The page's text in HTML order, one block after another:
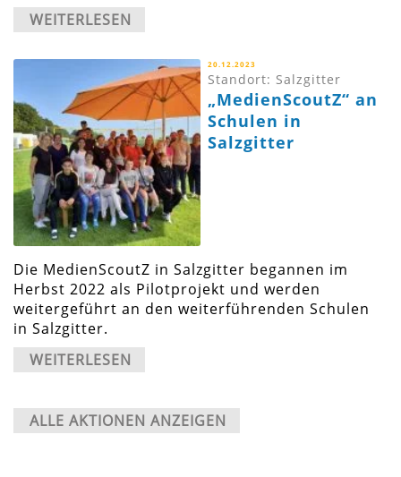
WEITERLESEN
20.12.2023
Standort: Salzgitter
„MedienScoutZ“ an
Schulen in
Salzgitter
Die MedienScoutZ in Salzgitter begannen im
Herbst 2022 als Pilotprojekt und werden
weitergeführt an den weiterführenden Schulen
in Salzgitter.
WEITERLESEN
ALLE AKTIONEN ANZEIGEN